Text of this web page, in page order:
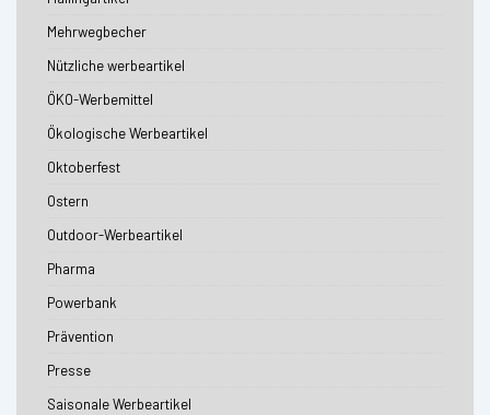
Mehrwegbecher
Nützliche werbeartikel
ÖKO-Werbemittel
Ökologische Werbeartikel
Oktoberfest
Ostern
Outdoor-Werbeartikel
Pharma
Powerbank
Prävention
Presse
Saisonale Werbeartikel